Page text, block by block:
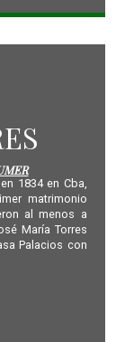
1834 en Cba,
matrimonio
al menos a
María Torres
Palacios con